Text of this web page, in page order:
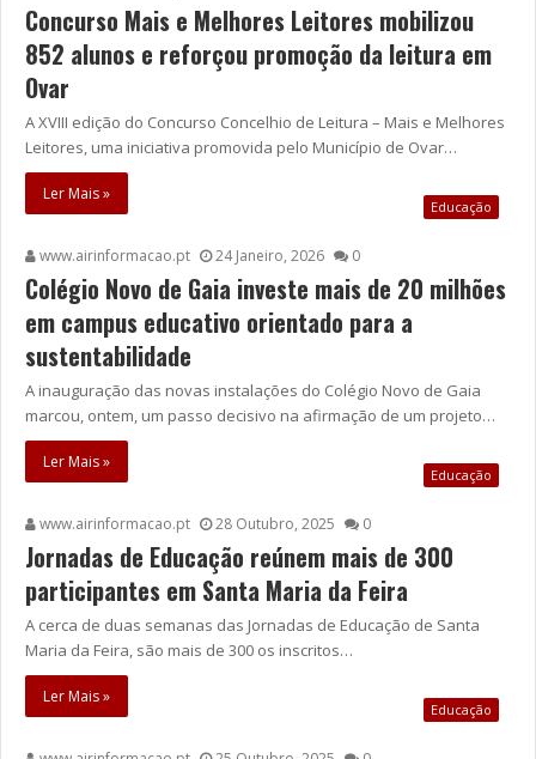
Concurso Mais e Melhores Leitores mobilizou
852 alunos e reforçou promoção da leitura em
Ovar
A XVIII edição do Concurso Concelhio de Leitura – Mais e Melhores
Leitores, uma iniciativa promovida pelo Município de Ovar…
Ler Mais »
Educação
www.airinformacao.pt 24 Janeiro, 2026 0
Colégio Novo de Gaia investe mais de 20 milhões
em campus educativo orientado para a
sustentabilidade
A inauguração das novas instalações do Colégio Novo de Gaia
marcou, ontem, um passo decisivo na afirmação de um projeto…
Ler Mais »
Educação
www.airinformacao.pt 28 Outubro, 2025 0
Jornadas de Educação reúnem mais de 300
participantes em Santa Maria da Feira
A cerca de duas semanas das Jornadas de Educação de Santa
Maria da Feira, são mais de 300 os inscritos…
Ler Mais »
Educação